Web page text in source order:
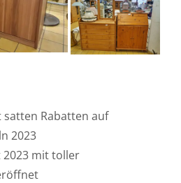
Rabatten auf
2023
mit toller